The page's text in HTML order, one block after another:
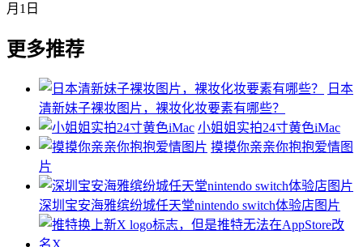
月1日
更多推荐
日本
清新妹子裸妆图片，裸妆化妆要素有哪些？
小姐姐实拍24寸黄色iMac
摸摸你亲亲你抱抱爱情图
片
深圳宝安海雅缤纷城任天堂nintendo switch体验店图片